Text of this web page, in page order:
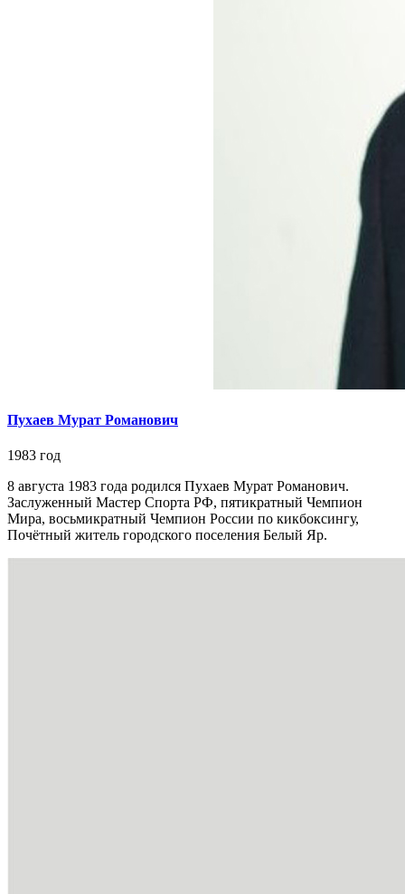
Пухаев Мурат Романович
1983 год
8 августа 1983 года родился Пухаев Мурат Романович.
Заслуженный Мастер Спорта РФ, пятикратный Чемпион
Мира, восьмикратный Чемпион России по кикбоксингу,
Почётный житель городского поселения Белый Яр.